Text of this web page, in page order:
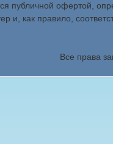
публичной офертой,
и, как правило,
Все права